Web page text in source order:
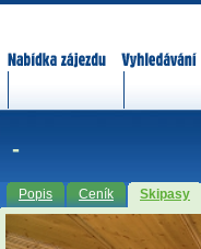
-
Popis Ceník Skipasy